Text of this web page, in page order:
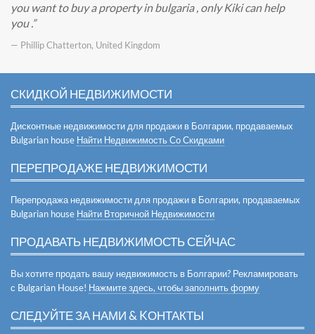
you want to buy a property in bulgaria , only Kiki can help
you .
— Phillip Chatterton, United Kingdom
СКИДКОЙ НЕДВИЖИМОСТИ
Дисконтные недвижимости для продажи в Болгарии, продаваемых
Bulgarian house Найти Недвижимость Со Скидками
ПЕРЕПРОДАЖЕ НЕДВИЖИМОСТИ
Перепродажа недвижимости для продажи в Болгарии, продаваемых
Bulgarian house Найти Вторичной Недвижимости
ПРОДАВАТЬ НЕДВИЖИМОСТЬ СЕЙЧАС
Вы хотите продать вашу недвижимость в Болгарии? Рекламировать
с Bulgarian House! Нажмите здесь, чтобы заполнить форму
СЛЕДУЙТЕ ЗА НАМИ & KОНТАКТЫ